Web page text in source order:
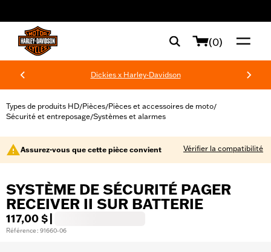
(0)
Dickies x Harley-Davidson
Types de produits HD/Pièces/Pièces et accessoires de moto/
Sécurité et entreposage/Systèmes et alarmes
Assurez-vous que cette pièce convient Vérifier la compatibilité
SYSTÈME DE SÉCURITÉ PAGER
RECEIVER II SUR BATTERIE
117,00 $
Référence : 91660-06